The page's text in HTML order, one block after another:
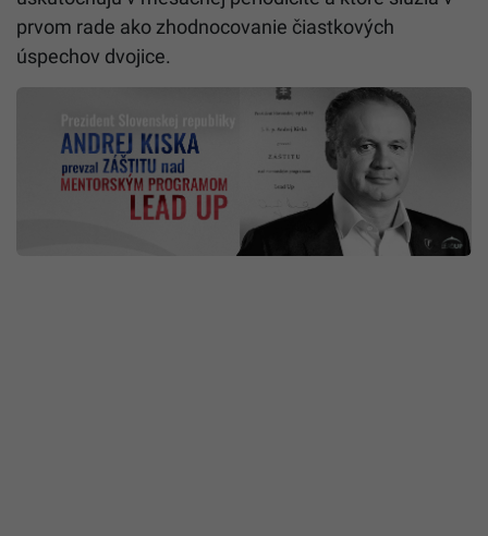
prvom rade ako zhodnocovanie čiastkových
úspechov dvojice.